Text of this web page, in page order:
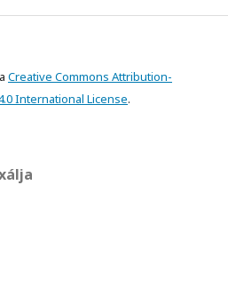
Creative Commons Attribution-
International License.